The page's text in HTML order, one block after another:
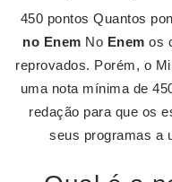
450 pontos Quantos
no Enem No Enem os
reprovados. Porém, o
uma nota mínima de
redação para que os
seus programas a